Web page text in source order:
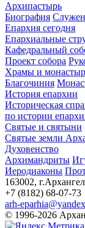
Архипастырь
Биография
Епархия сегодня
Епархиальные
Кафедральный
Проект собора
Храмы и
Благочиния
История епархии
Историческая
по истории
Святые и святыни
Святые земли
Духовенство
Архимандриты
Иеродиаконы
163002,
+7 (8182) 68-07-73
arh-
© 1996-2026